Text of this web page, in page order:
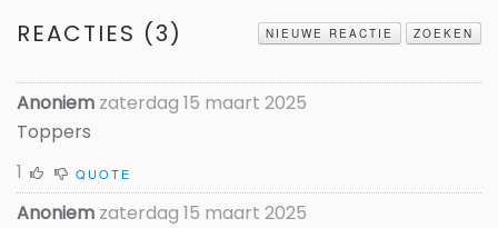
REACTIES (3) NIEUWE REACTIE ZOEKEN
Anoniem zaterdag 15 maart 2025
Toppers
1
QUOTE
Anoniem zaterdag 15 maart 2025